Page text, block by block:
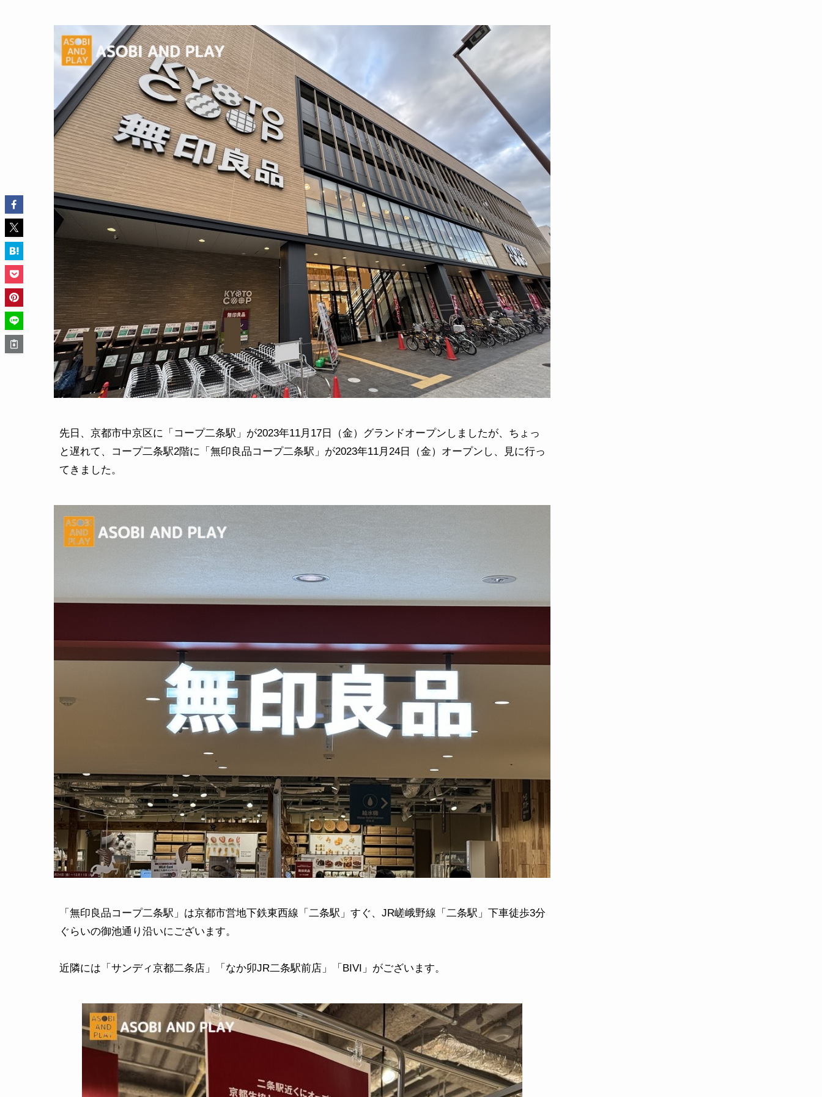
先日、京都市中京区に「コープ二条駅」が2023年11月17日（金）グランドオープンしましたが、ちょっ
と遅れて、コープ二条駅2階に「無印良品コープ二条駅」が2023年11月24日（金）オープンし、見に行っ
「無印良品コープ二条駅」は京都市営地下鉄東西線「二条駅」すぐ、JR嵯峨野線「二条駅」下車徒歩3分
ぐらいの御池通り沿いにございます。
近隣には「サンディ京都二条店」「なか卯JR二条駅前店」「BIVI」がございます。